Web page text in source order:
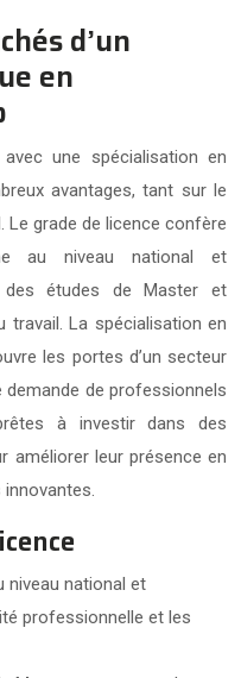
d’un
en
avec une spécialisation en
avantages, tant sur le
Le grade de licence confère
au niveau national et
des études de Master et
travail. La spécialisation en
les portes d’un secteur
de professionnels
à investir dans des
améliorer leur présence en
niveau national et
professionnelle et les